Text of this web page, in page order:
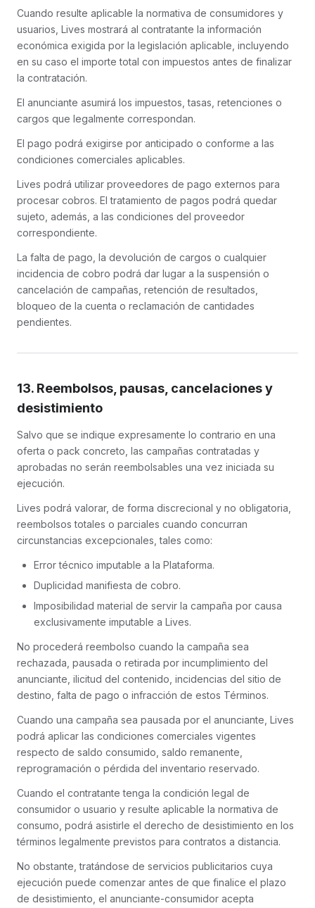
Cuando resulte aplicable la normativa de consumidores y
usuarios, Lives mostrará al contratante la información
económica exigida por la legislación aplicable, incluyendo
en su caso el importe total con impuestos antes de finalizar
la contratación.
El anunciante asumirá los impuestos, tasas, retenciones o
cargos que legalmente correspondan.
El pago podrá exigirse por anticipado o conforme a las
condiciones comerciales aplicables.
Lives podrá utilizar proveedores de pago externos para
procesar cobros. El tratamiento de pagos podrá quedar
sujeto, además, a las condiciones del proveedor
correspondiente.
La falta de pago, la devolución de cargos o cualquier
incidencia de cobro podrá dar lugar a la suspensión o
cancelación de campañas, retención de resultados,
bloqueo de la cuenta o reclamación de cantidades
pendientes.
13. Reembolsos, pausas, cancelaciones y
desistimiento
Salvo que se indique expresamente lo contrario en una
oferta o pack concreto, las campañas contratadas y
aprobadas no serán reembolsables una vez iniciada su
ejecución.
Lives podrá valorar, de forma discrecional y no obligatoria,
reembolsos totales o parciales cuando concurran
circunstancias excepcionales, tales como:
Error técnico imputable a la Plataforma.
Duplicidad manifiesta de cobro.
Imposibilidad material de servir la campaña por causa
exclusivamente imputable a Lives.
No procederá reembolso cuando la campaña sea
rechazada, pausada o retirada por incumplimiento del
anunciante, ilicitud del contenido, incidencias del sitio de
destino, falta de pago o infracción de estos Términos.
Cuando una campaña sea pausada por el anunciante, Lives
podrá aplicar las condiciones comerciales vigentes
respecto de saldo consumido, saldo remanente,
reprogramación o pérdida del inventario reservado.
Cuando el contratante tenga la condición legal de
consumidor o usuario y resulte aplicable la normativa de
consumo, podrá asistirle el derecho de desistimiento en los
términos legalmente previstos para contratos a distancia.
No obstante, tratándose de servicios publicitarios cuya
ejecución puede comenzar antes de que finalice el plazo
de desistimiento, el anunciante-consumidor acepta